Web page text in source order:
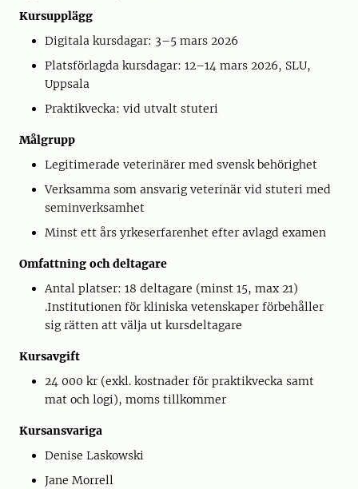
Kursupplägg
Digitala kursdagar: 3–5 mars 2026
Platsförlagda kursdagar: 12–14 mars 2026, SLU,
Uppsala
Praktikvecka: vid utvalt stuteri
Målgrupp
Legitimerade veterinärer med svensk behörighet
Verksamma som ansvarig veterinär vid stuteri med
seminverksamhet
Minst ett års yrkeserfarenhet efter avlagd examen
Omfattning och deltagare
Antal platser: 18 deltagare (minst 15, max 21)
.Institutionen för kliniska vetenskaper förbehåller
sig rätten att välja ut kursdeltagare
Kursavgift
24 000 kr (exkl. kostnader för praktikvecka samt
mat och logi), moms tillkommer
Kursansvariga
Denise Laskowski
Jane Morrell